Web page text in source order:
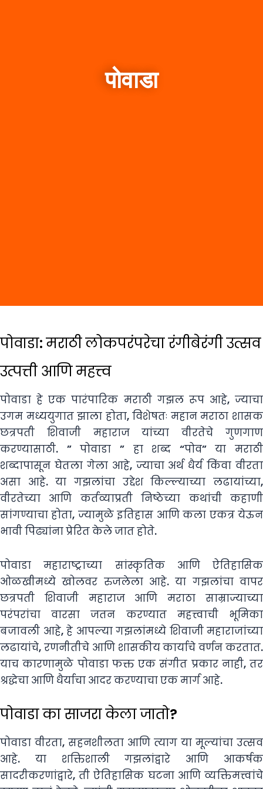
पोवाडा
पोवाडा: मराठी लोकपरंपरेचा रंगीबेरंगी उत्सव
उत्पत्ती आणि महत्त्व
पोवाडा हे एक पारंपारिक मराठी गझल रूप आहे, ज्याचा
उगम मध्ययुगात झाला होता, विशेषतः महान मराठा शासक
छत्रपती शिवाजी महाराज यांच्या वीरतेचे गुणगाण
करण्यासाठी. ” पोवाडा ” हा शब्द “पोव” या मराठी
शब्दापासून घेतला गेला आहे, ज्याचा अर्थ धैर्य किंवा वीरता
असा आहे. या गझलांचा उद्देश किल्ल्याच्या लढायांच्या,
वीरतेच्या आणि कर्तव्याप्रती निष्ठेच्या कथांची कहाणी
सांगण्याचा होता, ज्यामुळे इतिहास आणि कला एकत्र येऊन
भावी पिढ्यांना प्रेरित केले जात होते.
पोवाडा महाराष्ट्राच्या सांस्कृतिक आणि ऐतिहासिक
ओळखीमध्ये खोलवर रुजलेला आहे. या गझलांचा वापर
छत्रपती शिवाजी महाराज आणि मराठा साम्राज्याच्या
परंपरांचा वारसा जतन करण्यात महत्त्वाची भूमिका
बजावली आहे, हे आपल्या गझलांमध्ये शिवाजी महाराजांच्या
लढायांचे, रणनीतीचे आणि शासकीय कार्याचे वर्णन करतात.
याच कारणामुळे पोवाडा फक्त एक संगीत प्रकार नाही, तर
श्रद्धेचा आणि धैर्याचा आदर करण्याचा एक मार्ग आहे.
पोवाडा का साजरा केला जातो?
पोवाडा वीरता, सहनशीलता आणि त्याग या मूल्यांचा उत्सव
आहे. या शक्तिशाली गझलांद्वारे आणि आकर्षक
सादरीकरणांद्वारे, ती ऐतिहासिक घटना आणि व्यक्तिमत्त्वांचे